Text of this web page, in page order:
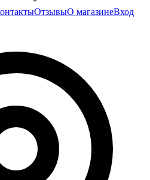
ОтзывыО магазинеВход